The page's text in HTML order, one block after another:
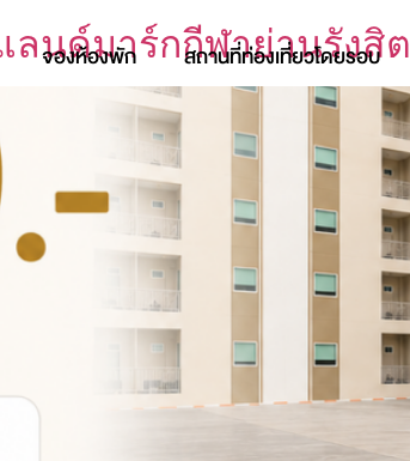
จองห้องพัก สถานที่ท่องเที่ยวโดยรอบ
นด์มาร์กกีฬาย่านรังสิต